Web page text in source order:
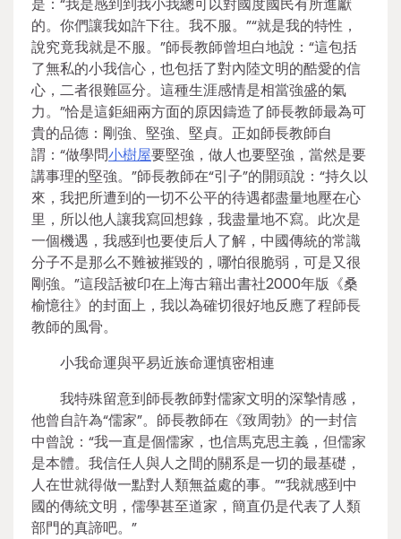
的。你們讓我如許下往。我不服。”“就是我的特性，
說究竟我就是不服。”師長教師曾坦白地說：“這包括
了無私的小我信心，也包括了對內陸文明的酷愛的信
心，二者很難區分。這種生涯感情是相當強盛的氣
力。”恰是這鉅細兩方面的原因鑄造了師長教師最為可
貴的品德：剛強、堅強、堅貞。正如師長教師自
謂：“做學問小樹屋要堅強，做人也要堅強，當然是要
講事理的堅強。”師長教師在“引子”的開頭說：“持久以
來，我把所遭到的一切不公平的待遇都盡量地壓在心
里，所以他人讓我寫回想錄，我盡量地不寫。此次是
一個機遇，我感到也要使后人了解，中國傳統的常識
分子不是那么不難被摧毀的，哪怕很脆弱，可是又很
剛強。”這段話被印在上海古籍出書社2000年版《桑
榆憶往》的封面上，我以為確切很好地反應了程師長
教師的風骨。
小我命運與平易近族命運慎密相連
我特殊留意到師長教師對儒家文明的深摯情感，
他曾自許為“儒家”。師長教師在《致周勃》的一封信
中曾說：“我一直是個儒家，也信馬克思主義，但儒家
是本體。我信任人與人之間的關系是一切的最基礎，
人在世就得做一點對人類無益處的事。”“我就感到中
國的傳統文明，儒學甚至道家，簡直仍是代表了人類
部門的真諦吧。”